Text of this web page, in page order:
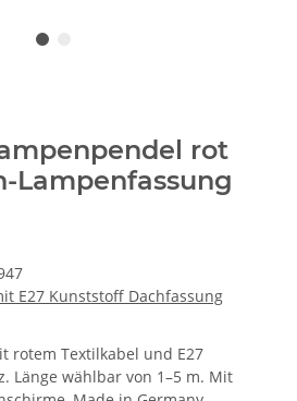
rot
Lampenfassung
E27 Kunststoff Dachfassung
rotem Textilkabel und E27
Länge wählbar von 1–5 m. Mit